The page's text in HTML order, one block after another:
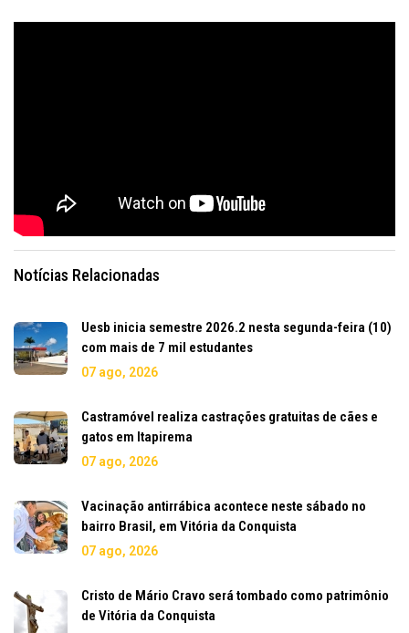
Notícias Relacionadas
Uesb inicia semestre 2026.2 nesta segunda-feira (10)
com mais de 7 mil estudantes
07 ago, 2026
Castramóvel realiza castrações gratuitas de cães e
gatos em Itapirema
07 ago, 2026
Vacinação antirrábica acontece neste sábado no
bairro Brasil, em Vitória da Conquista
07 ago, 2026
Cristo de Mário Cravo será tombado como patrimônio
de Vitória da Conquista